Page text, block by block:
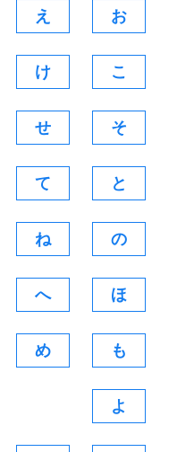
え お
け こ
せ そ
て と
ね の
へ ほ
め も
よ